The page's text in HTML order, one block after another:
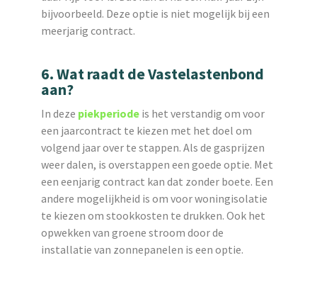
bijvoorbeeld. Deze optie is niet mogelijk bij een
meerjarig contract.
6. Wat raadt de Vastelastenbond
aan?
In deze piekperiodeis het verstandig om voor
een jaarcontract te kiezen met het doel om
volgend jaar over te stappen. Als de gasprijzen
weer dalen, is overstappen een goede optie. Met
een eenjarig contract kan dat zonder boete. Een
andere mogelijkheid is om voor woningisolatie
te kiezen om stookkosten te drukken. Ook het
opwekken van groene stroom door de
installatie van zonnepanelen is een optie.